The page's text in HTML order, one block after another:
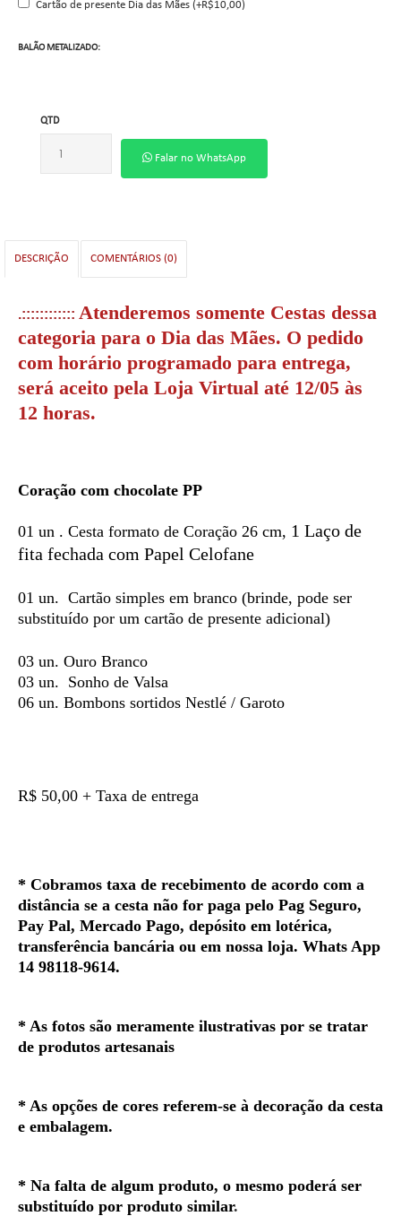
Cartão de presente Dia das Mães (+R$10,00)
BALÃO METALIZADO:
QTD
Falar no WhatsApp
DESCRIÇÃO COMENTÁRIOS (0)
.:::::::::::: Atenderemos somente Cestas dessa
categoria para o Dia das Mães. O pedido
com horário programado para entrega,
será aceito pela Loja Virtual até 12/05 às
12 horas.
Coração com chocolate PP
01 un . Cesta formato de Coração 26 cm, 1 Laço de
fita fechada com Papel Celofane
01 un. Cartão simples em branco (brinde, pode ser
substituído por um cartão de presente adicional)
03 un. Ouro Branco
03 un. Sonho de Valsa
06 un. Bombons sortidos Nestlé / Garoto
R$ 50,00 + Taxa de entrega
* Cobramos taxa de recebimento de acordo com a
distância se a cesta não for paga pelo Pag Seguro,
Pay Pal, Mercado Pago, depósito em lotérica,
transferência bancária ou em nossa loja. Whats App
14 98118-9614.
* As fotos são meramente ilustrativas por se tratar
de produtos artesanais
* As opções de cores referem-se à decoração da cesta
e embalagem.
* Na falta de algum produto, o mesmo poderá ser
substituído por produto similar.